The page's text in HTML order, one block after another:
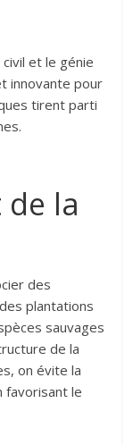
et le génie
innovante pour
tirent parti
la
des
plantations
sauvages
de la
on évite la
favorisant le